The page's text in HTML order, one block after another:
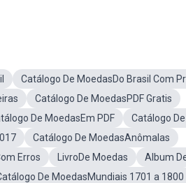
Catálogo De MoedasDo Brasil Com
Catálogo De MoedasPDF Gratis
De MoedasEm PDF
Catálogo
Catálogo De MoedasAnômalas
Erros LivroDe Moedas
Album
De MoedasMundiais 1701 a 1800